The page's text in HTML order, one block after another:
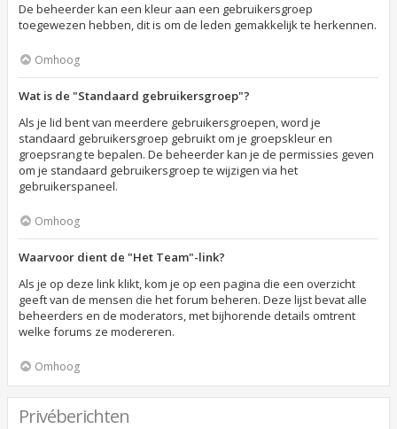
De beheerder kan een kleur aan een gebruikersgroep
toegewezen hebben, dit is om de leden gemakkelijk te herkennen.
Omhoog
Wat is de "Standaard gebruikersgroep"?
Als je lid bent van meerdere gebruikersgroepen, word je
standaard gebruikersgroep gebruikt om je groepskleur en
groepsrang te bepalen. De beheerder kan je de permissies geven
om je standaard gebruikersgroep te wijzigen via het
gebruikerspaneel.
Omhoog
Waarvoor dient de "Het Team"-link?
Als je op deze link klikt, kom je op een pagina die een overzicht
geeft van de mensen die het forum beheren. Deze lijst bevat alle
beheerders en de moderators, met bijhorende details omtrent
welke forums ze modereren.
Omhoog
Privéberichten